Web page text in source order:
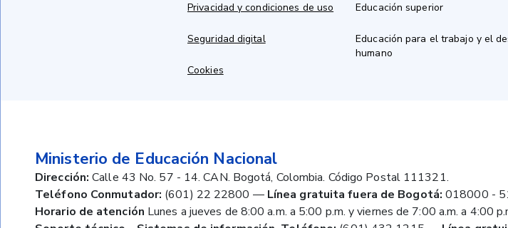
Privacidad y condiciones de uso
Seguridad digital
Cookies
Educación superior
Educación para el trabajo y el
humano
Ministerio de Educación Nacional
Dirección: Calle 43 No. 57 - 14. CAN. Bogotá, Colombia. Código Postal 111321.
Teléfono Conmutador: (601) 22 22800 — Línea gratuita fuera de Bogotá: 018000 -
Horario de atención Lunes a jueves de 8:00 a.m. a 5:00 p.m. y viernes de 7:00 a.m. a 4:00